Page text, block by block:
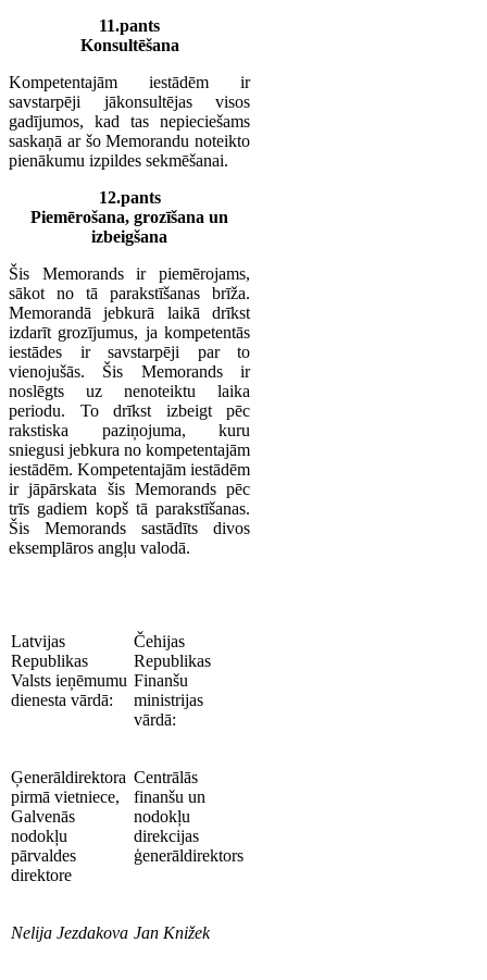
11.pants
Konsultēšana
Kompetentajām iestādēm ir
savstarpēji jākonsultējas visos
gadījumos, kad tas nepieciešams
saskaņā ar šo Memorandu noteikto
pienākumu izpildes sekmēšanai.
12.pants
Piemērošana, grozīšana un
izbeigšana
Šis Memorands ir piemērojams,
sākot no tā parakstīšanas brīža.
Memorandā jebkurā laikā drīkst
izdarīt grozījumus, ja kompetentās
iestādes ir savstarpēji par to
vienojušās. Šis Memorands ir
noslēgts uz nenoteiktu laika
periodu. To drīkst izbeigt pēc
rakstiska paziņojuma, kuru
sniegusi jebkura no kompetentajām
iestādēm. Kompetentajām iestādēm
ir jāpārskata šis Memorands pēc
trīs gadiem kopš tā parakstīšanas.
Šis Memorands sastādīts divos
eksemplāros angļu valodā.
Latvijas
Republikas
Valsts ieņēmumu
dienesta vārdā:
Čehijas
Republikas
Finanšu
ministrijas
vārdā:
Ģenerāldirektora
pirmā vietniece,
Galvenās
nodokļu
pārvaldes
direktore
Centrālās
finanšu un
nodokļu
direkcijas
ģenerāldirektors
Nelija Jezdakova Jan Knižek